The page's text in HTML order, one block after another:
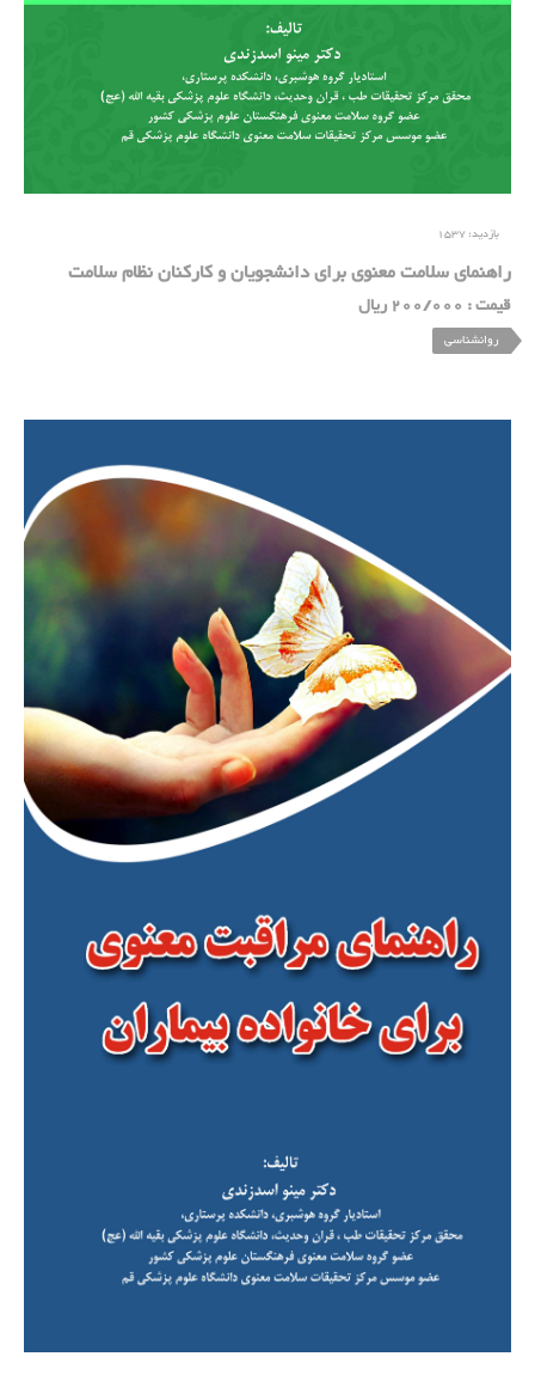
بازدید: 1537
راهنمای سلامت معنوی برای دانشجویان و کارکنان نظام سلامت
قیمت : 200/000 ریال
روانشناسی